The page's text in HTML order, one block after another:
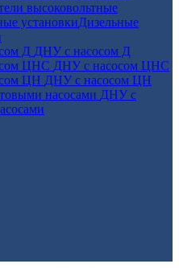
высоковольтные
Дизельные
ДНУ с насосом Д
ДНУ с насосом ЦНС
ДНУ с насосом ЦН
ДНУ с